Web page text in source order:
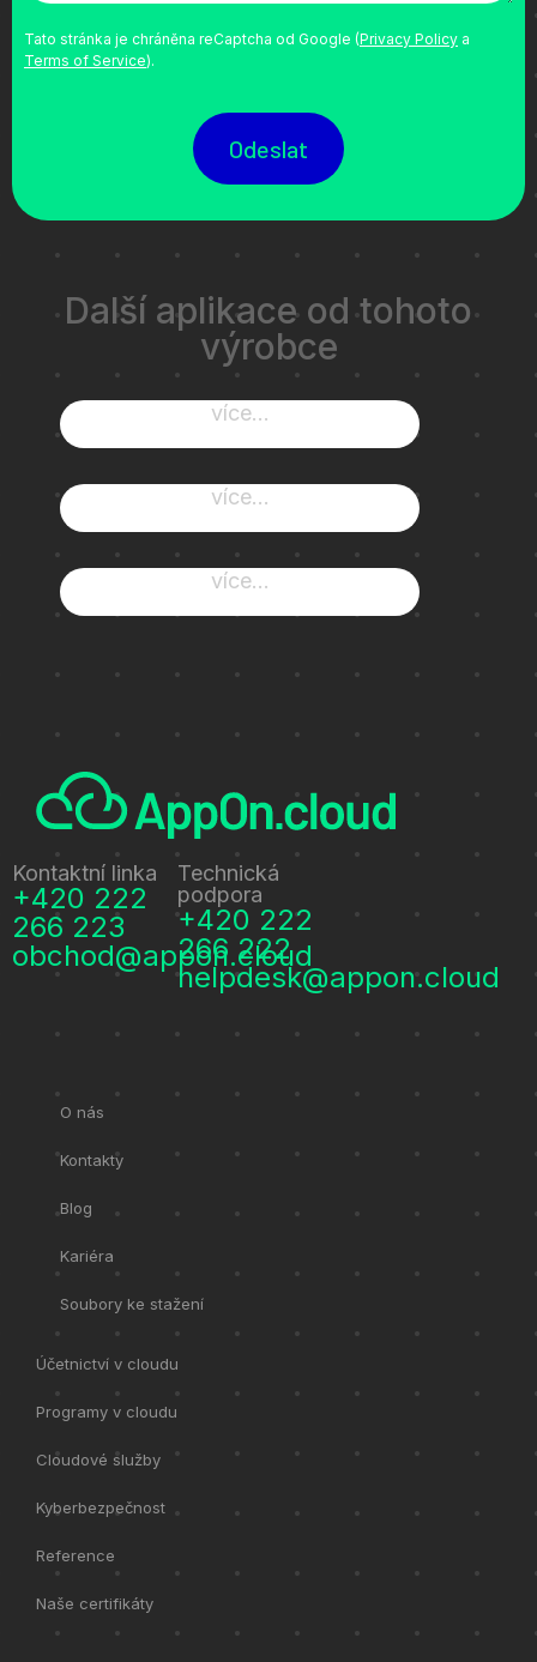
Tato stránka je chráněna reCaptcha od Google (Privacy Policy a
Terms of Service).
Odeslat
Další aplikace od tohoto
výrobce
více...
více...
více...
Kontaktní linka
+420 222
266 223
obchod@appon.cloud
Technická
podpora
+420 222
266 222
helpdesk@appon.cloud
O nás
Kontakty
Blog
Kariéra
Soubory ke stažení
Účetnictví v cloudu
Programy v cloudu
Cloudové služby
Kyberbezpečnost
Reference
Naše certifikáty